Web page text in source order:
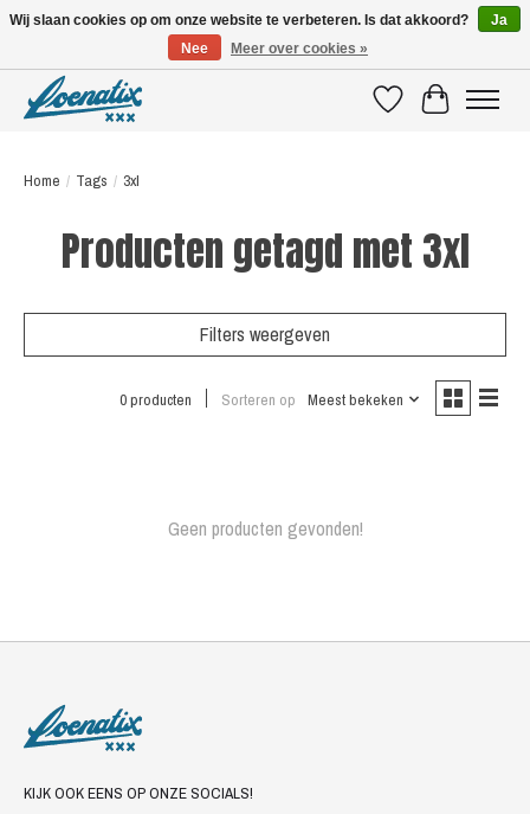
VerlanglijstWinkelwagen
Home / Tags / 3xl
Producten getagd met 3xl
Filters weergeven
0 producten Sorteren op Meest bekeken
Geen producten gevonden!
KIJK OOK EENS OP ONZE SOCIALS!
Wij slaan cookies op om onze website te verbeteren. Is dat akkoord?
Ja
Nee
Meer over cookies »